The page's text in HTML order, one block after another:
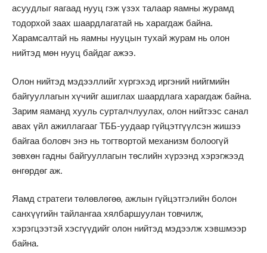
асуудлыг яагаад нууц гэж үзэх талаар яамны журамд
тодорхой заах шаардлагатай нь харагдаж байна.
Харамсалтай нь яамны нууцын тухай журам нь олон
нийтэд мөн нууц байдаг ажээ.
Олон нийтэд мэдээллийг хүргэхэд иргэний нийгмийн
байгууллагын хүчийг ашиглах шаардлага харагдаж байна.
Зарим яаманд хууль сурталчлуулах, олон нийтээс санал
авах үйл ажиллагааг ТББ-уудаар гүйцэтгүүлсэн жишээ
байгаа боловч энэ нь тогтвортой механизм болоогүй
зөвхөн гадны байгууллагын төслийн хүрээнд хэрэгжээд
өнгөрдөг аж.
Яамд стратеги төлөвлөгөө, ажлын гүйцэтгэлийн болон
санхүүгийн тайлангаа хялбаршуулан товчилж,
хэрэгцээтэй хэсгүүдийг олон нийтэд мэдээлж хэвшмээр
байна.